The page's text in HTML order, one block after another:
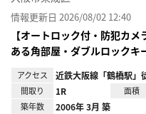
情報更新日 2026/08/02 12:40
【オートロック付・防犯カ
ある角部屋・ダブルロックキ
アクセス 近鉄大阪線「鶴橋駅」
間取り 1R 面積
築年数 2006年 3月 築